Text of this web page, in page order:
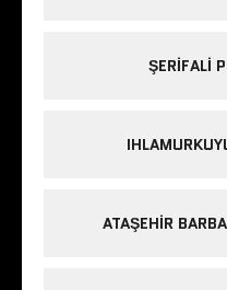
ŞERIFALI
ATAŞEHIR